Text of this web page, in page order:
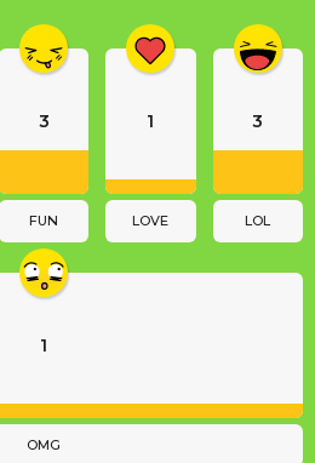
3
FUN
1
LOVE
3
LOL
1
OMG